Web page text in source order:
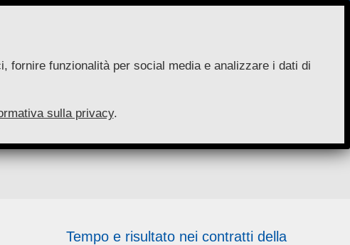
Tempo e risultato nei contratti della
fornire funzionalità per social media e analizzare i dati di
sulla privacy.